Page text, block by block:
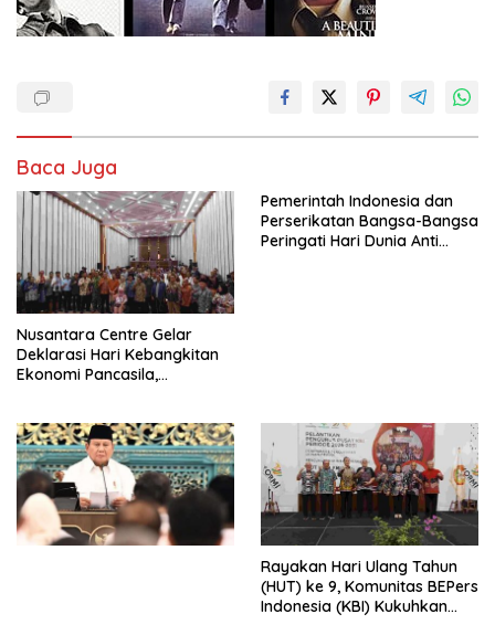
Baca Juga
Nusantara Centre Gelar
Deklarasi Hari Kebangkitan
Ekonomi Pancasila,
Penjajahan (Pergolakan
Ekonomi Politik Indonesia) &
Simposium Nasional “Urgensi
Undang-Undang
Perekonomian Nasional dan
Kesejahteraan Sosial dalam
Pemerintah Indonesia dan
Perserikatan Bangsa-Bangsa
Peringati Hari Dunia Anti
Rayakan Hari Ulang Tahun
(HUT) ke 9, Komunitas BEPers
Indonesia (KBI) Kukuhkan